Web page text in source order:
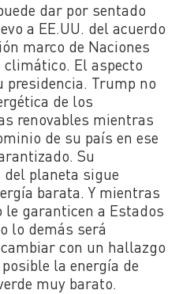
dar por sentado
a EE.UU. del acuerdo
marco de Naciones
El aspecto
presidencia. Trump no
de los
renovables mientras
de su país en ese
Su
planeta sigue
barata. Y mientras
le garanticen a Estados
lo demás será
con un hallazgo
la energía de
muy barato.